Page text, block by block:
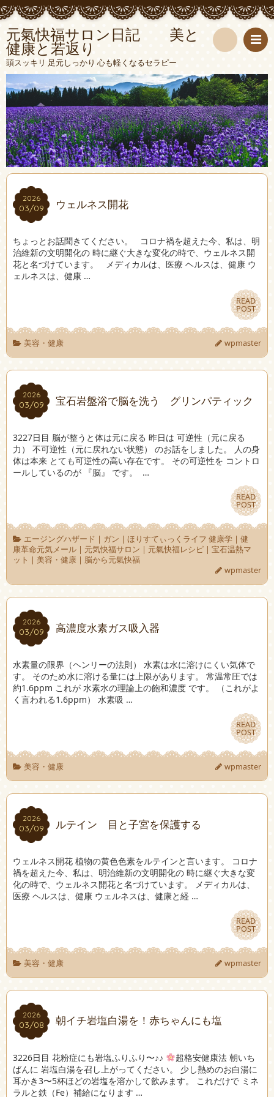
元氣快福サロン日記 美と
健康と若返り
頭スッキリ 足元しっかり 心も軽くなるセラピー
索
2026
03/09
2026
03/09 ウェルネス開花
ちょっとお話聞きてください。 コロナ禍を超えた今、私は、明
治維新の文明開化の 時に継ぐ大きな変化の時で、ウェルネス開
花と名づけています。 メディカルは、医療 ヘルスは、健康 ウ
ェルネスは、健康 …
READ
POST
READ
POST
美容・健康 wpmaster
2026
03/09
2026
03/09 宝石岩盤浴で脳を洗う グリンパティック
3227日目 脳が整うと体は元に戻る 昨日は 可逆性（元に戻る
力） 不可逆性（元に戻れない状態） のお話をしました。 人の身
体は本来 とても可逆性の高い存在です。 その可逆性を コントロ
ールしているのが 『脳』 です。 …
READ
POST
READ
POST
エージングハザード | ガン | ほりすてぃっくライフ 健康学| 健
康革命元気メール | 元気快福サロン | 元氣快福レシピ | 宝石温熱マ
ット | 美容・健康 | 脳から元氣快福
wpmaster
2026
03/09
2026
03/09 高濃度水素ガス吸入器
水素量の限界（ヘンリーの法則） 水素は水に溶けにくい気体で
す。 そのため水に溶ける量には上限があります。 常温常圧では
約1.6ppm これが 水素水の理論上の飽和濃度 です。 （これがよ
く言われる1.6ppm） 水素吸 …
READ
POST
READ
POST
美容・健康 wpmaster
2026
03/09
2026
03/09 ルテイン 目と子宮を保護する
ウェルネス開花 植物の黄色色素をルテインと言います。 コロナ
禍を超えた今、私は、明治維新の文明開化の 時に継ぐ大きな変
化の時で、ウェルネス開花と名づけています。 メディカルは、
医療 ヘルスは、健康 ウェルネスは、健康と経 …
READ
POST
READ
POST
美容・健康 wpmaster
2026
03/08
2026
03/08 朝イチ岩塩白湯を！赤ちゃんにも塩
3226日目 花粉症にも岩塩ふりふり〜♪♪
超格安健康法 朝いち
ばんに 岩塩白湯を召し上がってください。 少し熱めのお白湯に
耳かき3〜5杯ほどの岩塩を溶かして飲みます。 これだけで ミネ
ラルと鉄（Fe）補給になります …